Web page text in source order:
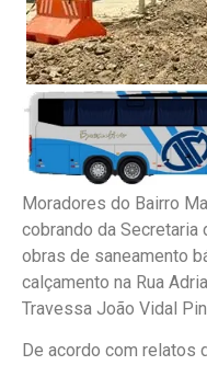
Moradores do Bairro
cobrando da Secretaria
obras de saneamento
calçamento na Rua
Travessa João Vidal
De acordo com relatos